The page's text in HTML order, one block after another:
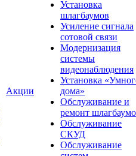
Акции
Установка
шлагбаумов
Усиление сигнала
сотовой связи
Модернизация
системы
видеонаблюдения
Установка
дома»
Обслуживание и
ремонт
Обслуживание
СКУД
Обслуживание